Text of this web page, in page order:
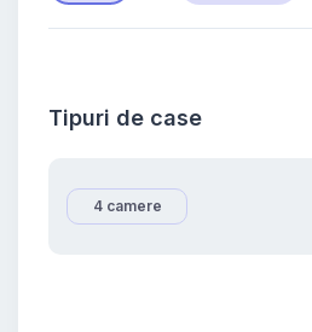
Tipuri de case
4 camere